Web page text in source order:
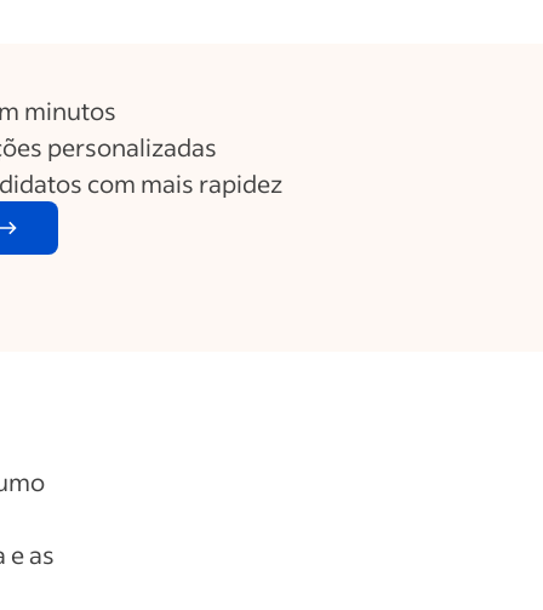
minutos
personalizadas
com mais rapidez
e as